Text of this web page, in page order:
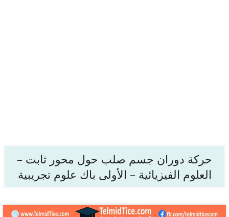
حركة دوران جسم صلب حول محور ثابت –
العلوم الفيزيائية – الأولى باك علوم تجريبية